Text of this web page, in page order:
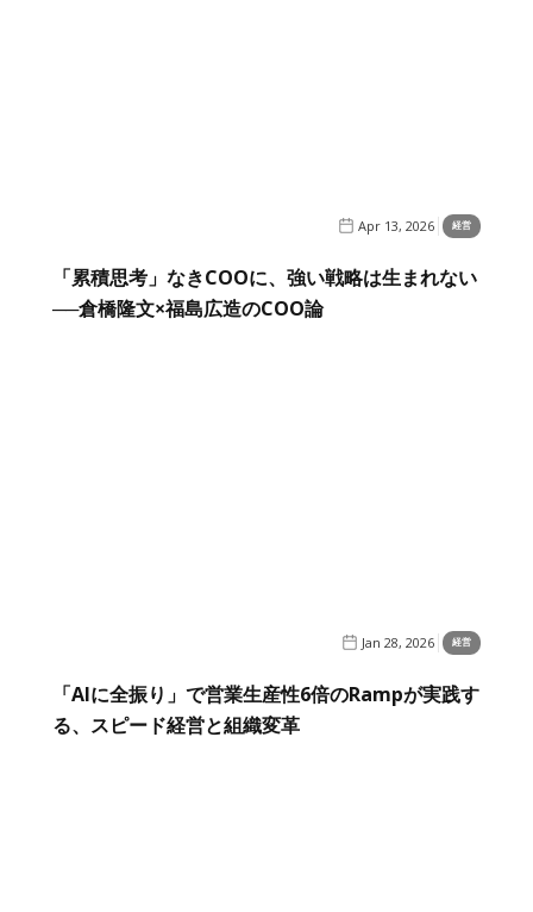
Apr 13, 2026 経営
「累積思考」なきCOOに、強い戦略は生まれない
──倉橋隆文×福島広造のCOO論
Jan 28, 2026 経営
「AIに全振り」で営業生産性6倍のRampが実践す
る、スピード経営と組織変革